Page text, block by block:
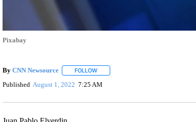
Pixabay
By CNN Newsource FOLLOWFOLLOW "" TO RECEIVE
Published August 1, 2022 7:25 AM